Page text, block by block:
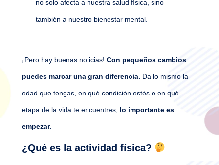
no solo afecta a nuestra salud física, sino
también a nuestro bienestar mental.
¡Pero hay buenas noticias! Con pequeños cambios
puedes marcar una gran diferencia. Da lo mismo la
edad que tengas, en qué condición estés o en qué
etapa de la vida te encuentres, lo importante es
empezar.
¿Qué es la actividad física?